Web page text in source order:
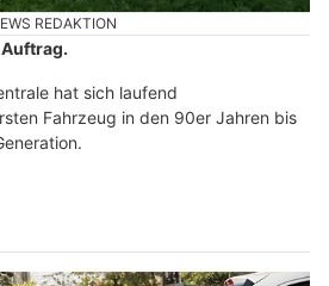
REDAKTION
hat sich laufend
Fahrzeug in den 90er Jahren bis